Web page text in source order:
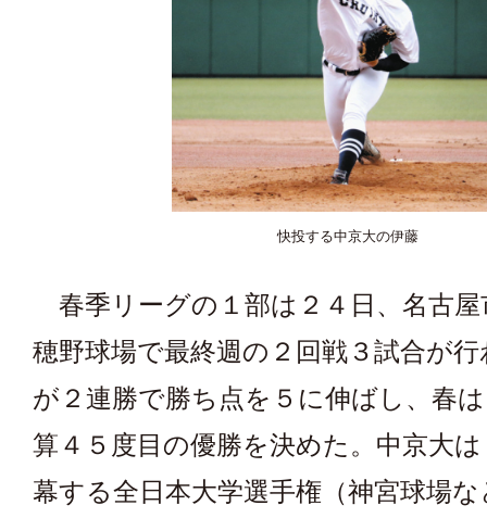
快投する中京大の伊藤
春季リーグの１部は２４日、名古
穂野球場で最終週の２回戦３試合が
が２連勝で勝ち点を５に伸ばし、春
算４５度目の優勝を決めた。中京大
幕する全日本大学選手権（神宮球場